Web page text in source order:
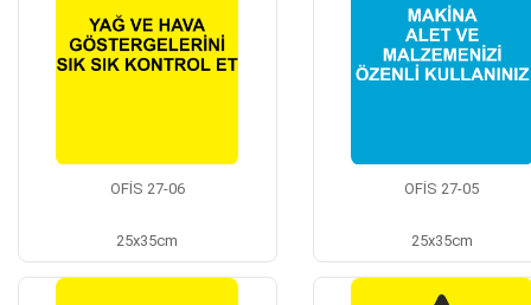
OFİS 27-06
25x35cm
OFİS 27-05
25x35cm